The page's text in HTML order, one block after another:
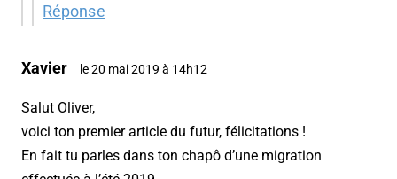
Réponse
Xavier le 20 mai 2019 à 14h12
Salut Oliver,
voici ton premier article du futur, félicitations !
En fait tu parles dans ton chapô d’une migration